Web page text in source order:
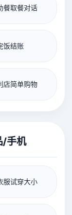
餐取餐对话
饭结账
店简单购物
/手机
服试穿大小